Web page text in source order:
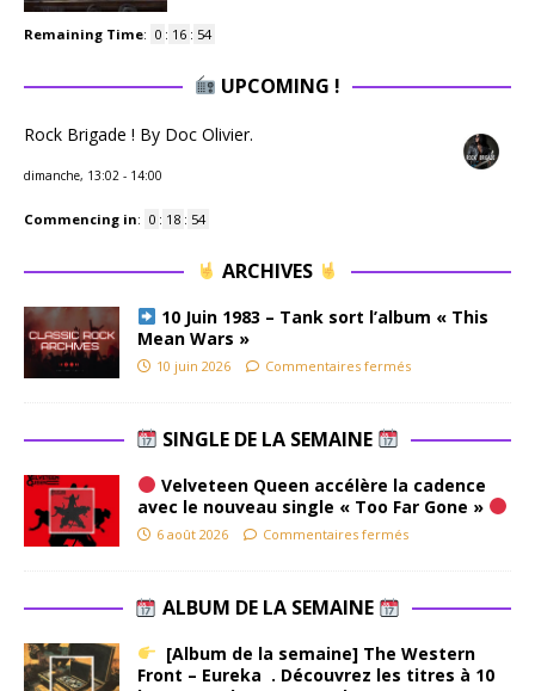
Remaining Time: 0 : 16 : 53
UPCOMING !
Rock Brigade ! By Doc Olivier.
dimanche, 13:02 - 14:00
Commencing in: 0 : 18 : 53
ARCHIVES
10 Juin 1983 – Tank sort l’album « This
Mean Wars »
10 juin 2026 Commentaires fermés
SINGLE DE LA SEMAINE
Velveteen Queen accélère la cadence
avec le nouveau single « Too Far Gone »
6 août 2026 Commentaires fermés
ALBUM DE LA SEMAINE
[Album de la semaine] The Western
Front – Eureka . Découvrez les titres à 10